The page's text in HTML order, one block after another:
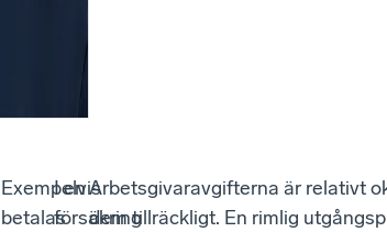
Exempelvis
betalas
I en
försäkring
Arbetsgivaravgifterna är relativt
dem tillräckligt. En rimlig